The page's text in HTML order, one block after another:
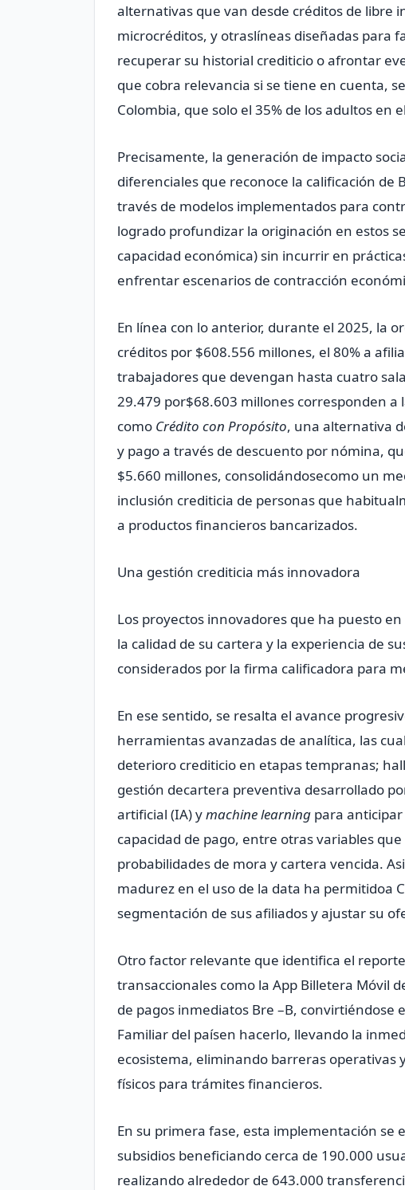
alternativas que van desde créditos de libre
microcréditos, y otraslíneas diseñadas para
recuperar su historial crediticio o afrontar
que cobra relevancia si se tiene en cuenta,
Colombia, que solo el 35% de los adultos en
Precisamente, la generación de impacto
diferenciales que reconoce la calificación de
través de modelos implementados para
logrado profundizar la originación en estos
capacidad económica) sin incurrir en
enfrentar escenarios de contracción
En línea con lo anterior, durante el 2025, la
créditos por $608.556 millones, el 80% a
trabajadores que devengan hasta cuatro
29.479 por$68.603 millones corresponden a
como Crédito con Propósito, una alternativa
y pago a través de descuento por nómina,
$5.660 millones, consolidándosecomo un
inclusión crediticia de personas que
a productos financieros bancarizados.
Una gestión crediticia más innovadora
Los proyectos innovadores que ha puesto
la calidad de su cartera y la experiencia de
considerados por la firma calificadora para
En ese sentido, se resalta el avance
herramientas avanzadas de analítica, las
deterioro crediticio en etapas tempranas;
gestión decartera preventiva desarrollado
artificial (IA) ymachine learning para
capacidad de pago, entre otras variables
probabilidades de mora y cartera vencida.
madurez en el uso de la data ha permitidoa
segmentación de sus afiliados y ajustar su
Otro factor relevante que identifica el
transaccionales como la App Billetera Móvil
de pagos inmediatos Bre –B, convirtiéndose
Familiar del paísen hacerlo, llevando la
ecosistema, eliminando barreras operativas
físicos para trámites financieros.
En su primera fase, esta implementación se
subsidios beneficiando cerca de 190.000
realizando alrededor de 643.000